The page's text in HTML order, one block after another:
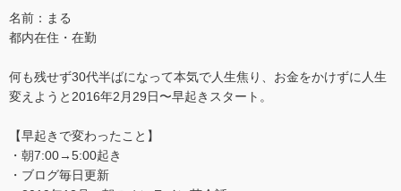
名前：まる
都内在住・在勤
何も残せず30代半ばになって本気で人生焦り、お金をかけずに人生
変えようと2016年2月29日〜早起きスタート。
【早起きで変わったこと】
・朝7:00→5:00起き
・ブログ毎日更新